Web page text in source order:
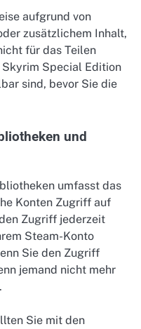
aufgrund von
zusätzlichem Inhalt,
für das Teilen
Special Edition
sind, bevor Sie die
und
umfasst das
Konten Zugriff auf
Zugriff jederzeit
Steam-Konto
Sie den Zugriff
jemand nicht mehr
Sie mit den